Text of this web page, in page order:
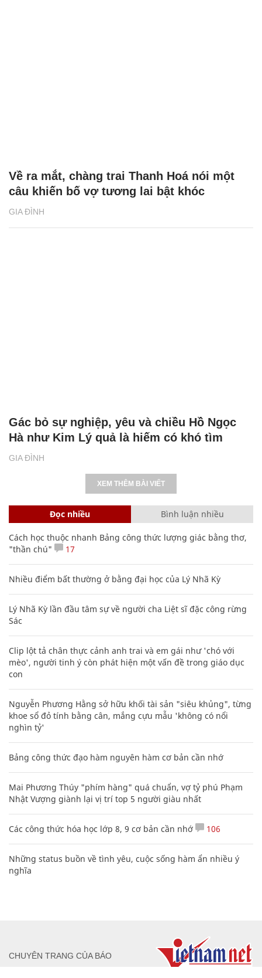
GIA ĐÌNH
Về ra mắt, chàng trai Thanh Hoá nói một
câu khiến bố vợ tương lai bật khóc
GIA ĐÌNH
Gác bỏ sự nghiệp, yêu và chiều Hồ Ngọc
Hà như Kim Lý quả là hiếm có khó tìm
XEM THÊM BÀI VIẾT
Đọc nhiều Bình luận nhiều
Cách học thuộc nhanh Bảng công thức lượng giác bằng thơ,
"thần chú"
17
Nhiều điểm bất thường ở bằng đại học của Lý Nhã Kỳ
Lý Nhã Kỳ lần đầu tâm sự về người cha Liệt sĩ đặc công rừng
Sác
Clip lột tả chân thực cảnh anh trai và em gái như 'chó với
mèo', người tinh ý còn phát hiện một vấn đề trong giáo dục
con
Nguyễn Phương Hằng sở hữu khối tài sản "siêu khủng", từng
khoe sổ đỏ tính bằng cân, mắng cựu mẫu 'không có nổi
nghìn tỷ'
Bảng công thức đạo hàm nguyên hàm cơ bản cần nhớ
Mai Phương Thúy "phím hàng" quá chuẩn, vợ tỷ phú Phạm
Nhật Vượng giành lại vị trí top 5 người giàu nhất
Các công thức hóa học lớp 8, 9 cơ bản cần nhớ 106
Những status buồn về tình yêu, cuộc sống hàm ẩn nhiều ý
nghĩa
CHUYÊN TRANG CỦA BÁO